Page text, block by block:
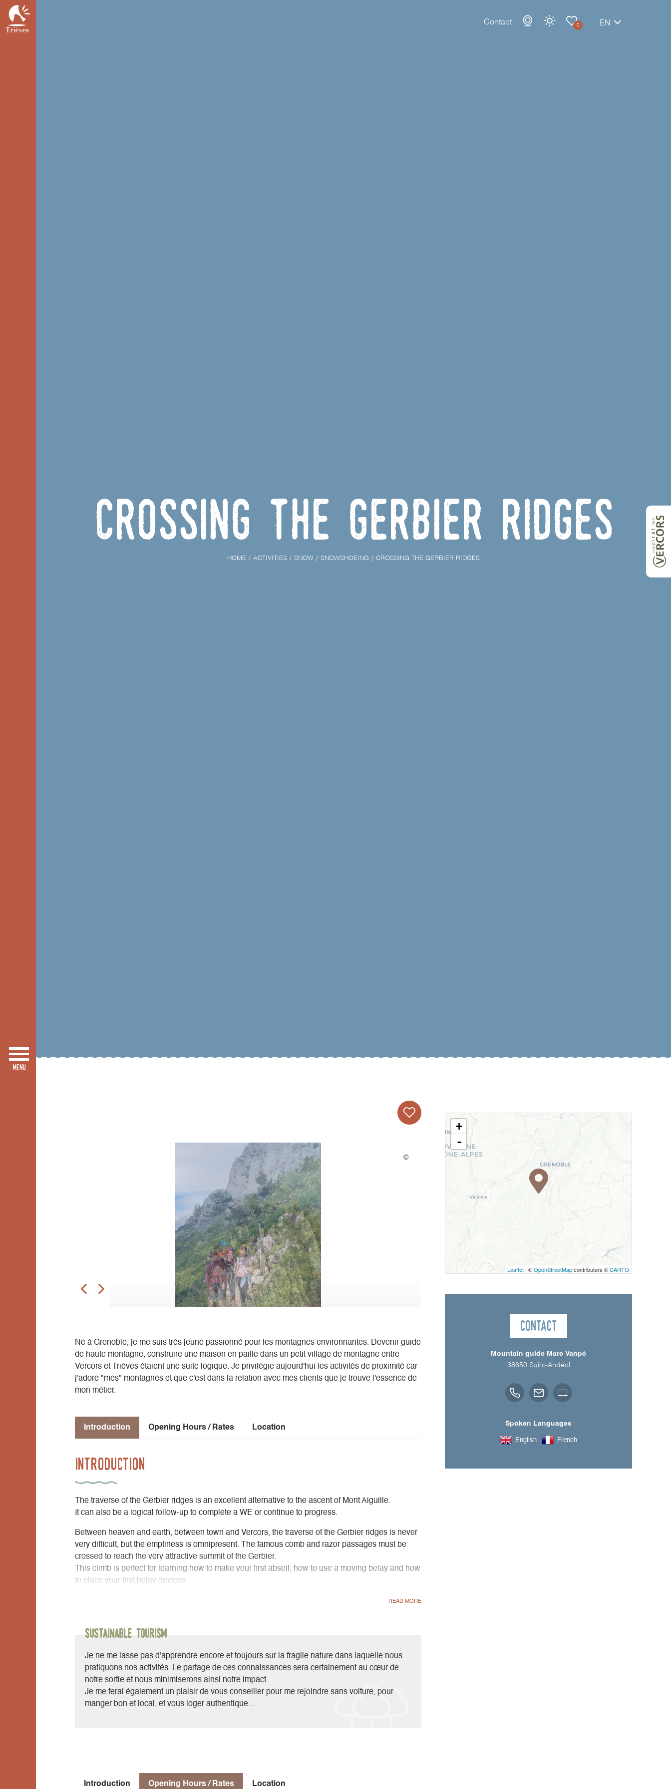
Contact 0 EN
Crossing the Gerbier ridges
HOME ACTIVITIES SNOW SNOWSHOEING CROSSING THE GERBIER RIDGES
Né à Grenoble, je me suis très jeune passionné pour les montagnes environnantes. Devenir guide
de haute montagne, construire une maison en paille dans un petit village de montagne entre
Vercors et Trièves étaient une suite logique. Je privilégie aujourd'hui les activités de proximité car
j'adore "mes" montagnes et que c'est dans la relation avec mes clients que je trouve l'essence de
mon métier.
Introduction Opening Hours / Rates Location
Introduction
The traverse of the Gerbier ridges is an excellent alternative to the ascent of Mont Aiguille.
It can also be a logical follow-up to complete a WE or continue to progress.
Between heaven and earth, between town and Vercors, the traverse of the Gerbier ridges is never
very difficult, but the emptiness is omnipresent. The famous comb and razor passages must be
crossed to reach the very attractive summit of the Gerbier.
This climb is perfect for learning how to make your first abseil, how to use a moving belay and how
to place your first belay devices.
Sustainable Tourism
Je ne me lasse pas d'apprendre encore et toujours sur la fragile nature dans laquelle nous
pratiquons nos activités. Le partage de ces connaissances sera certainement au cœur de
notre sortie et nous minimiserons ainsi notre impact.
Je me ferai également un plaisir de vous conseiller pour me rejoindre sans voiture, pour
manger bon et local, et vous loger authentique...
Introduction Opening Hours / Rates Location
+
-
Leaflet | ©OpenStreetMapcontributors ©CARTO
Contact
Mountain guide Marc Vanpé
38650 Saint-Andéol
Spoken Languages
English French